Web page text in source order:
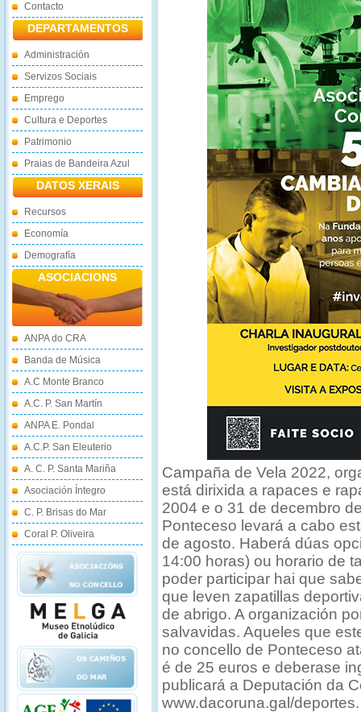
Contacto
DEPARTAMENTOS
Administración
Servizos Sociais
Emprego
Cultura e Deportes
Patrimonio
Praias de Bandeira Azul
DATOS XERAIS
Recursos
Economía
Demografía
ASOCIACIONS
ANPA do CRA
Banda de Música
A.C Monte Branco
A.C. P. San Martín
ANPA E. Pondal
A.C.P. San Eleuterio
A. C. P. Santa Mariña
Asociación Íntegro
C. P. Brisas do Mar
Coral P. Oliveira
Campaña de Vela 2022,
está dirixida a rapaces e
2004 e o 31 de decembro
Ponteceso levará a cabo
de agosto. Haberá dúas
14:00 horas) ou horario de
poder participar hai que
que leven zapatillas
de abrigo. A organización
salvavidas. Aqueles que
no concello de Ponteceso
é de 25 euros e deberase
publicará a Deputación da
www.dacoruna.gal/deportes.